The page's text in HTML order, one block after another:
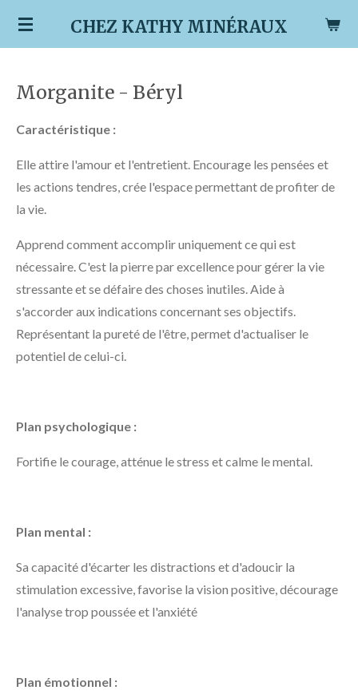
Passer
principal
CHEZ KATHY MINÉRAUX
Morganite - Béryl
Caractéristique :
Elle attire l'amour et l'entretient. Encourage les pensées et
les actions tendres, crée l'espace permettant de profiter de
la vie.
Apprend comment accomplir uniquement ce qui est
nécessaire. C'est la pierre par excellence pour gérer la vie
stressante et se défaire des choses inutiles. Aide à
s'accorder aux indications concernant ses objectifs.
Représentant la pureté de l'être, permet d'actualiser le
potentiel de celui-ci.
Plan psychologique :
Fortifie le courage, atténue le stress et calme le mental.
Plan mental :
Sa capacité d'écarter les distractions et d'adoucir la
stimulation excessive, favorise la vision positive, décourage
l'analyse trop poussée et l'anxiété
Plan émotionnel :